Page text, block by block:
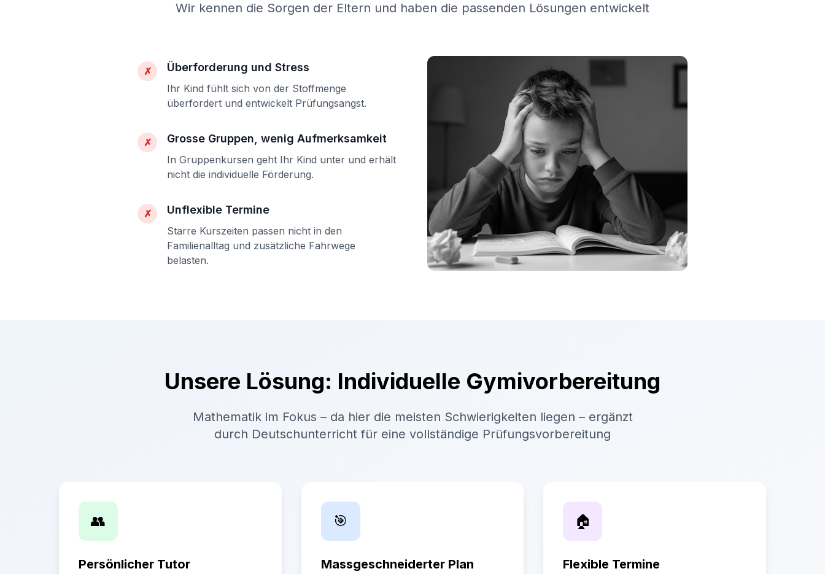
Wir kennen die Sorgen der Eltern und haben die passenden Lösungen entwickelt
✗ Überforderung und Stress
Ihr Kind fühlt sich von der Stoffmenge
überfordert und entwickelt Prüfungsangst.
✗ Grosse Gruppen, wenig Aufmerksamkeit
In Gruppenkursen geht Ihr Kind unter und erhält
nicht die individuelle Förderung.
✗ Unflexible Termine
Starre Kurszeiten passen nicht in den
Familienalltag und zusätzliche Fahrwege
belasten.
Unsere Lösung: Individuelle Gymivorbereitung
Mathematik im Fokus – da hier die meisten Schwierigkeiten liegen – ergänzt
durch Deutschunterricht für eine vollständige Prüfungsvorbereitung
👥
Persönlicher Tutor
🎯
Massgeschneiderter Plan
🏠
Flexible Termine